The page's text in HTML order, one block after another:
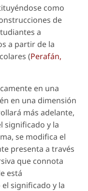
como
de
a
a partir de la
(Perafán,
en una
en una dimensión
más adelante,
significado y la
se modifica el
presenta a través
que connota
está
significado y la